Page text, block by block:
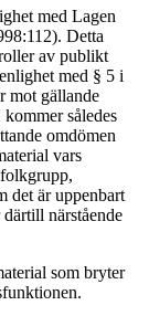
med Lagen
Detta
av publikt
med § 5 i
mot gällande
således
omdömen
vars
det är uppenbart
närstående
som bryter